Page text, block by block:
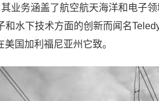
业务涵盖了航空航天海洋和电子
水下技术方面的创新而闻名
国加利福尼亚州它致。